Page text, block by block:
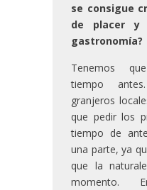
se consigue
de placer y
gastronomía?
Tenemos
tiempo
granjeros
que pedir los
tiempo de
una parte, ya
que la
momento.